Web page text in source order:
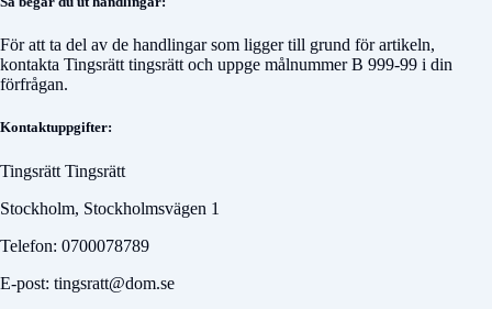
För att ta del av de handlingar som ligger till grund för artikeln,
kontakta Tingsrätt tingsrätt och uppge målnummerB 999-99 i din
förfrågan.
Kontaktuppgifter:
Tingsrätt Tingsrätt
Stockholm, Stockholmsvägen 1
Telefon: 0700078789
E-post: tingsratt@dom.se